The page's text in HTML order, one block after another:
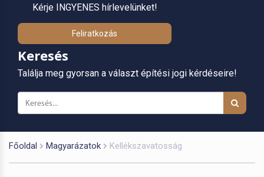
Kérje INGYENES hírlevelünket!
Feliratkozás
Keresés
Találja meg gyorsan a választ építési jogi kérdéseire!
Főoldal Magyarázatok Kellékszavatosság